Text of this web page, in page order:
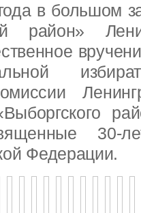
в большом
район»
30-
Федерации.